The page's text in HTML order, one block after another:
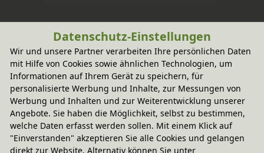
Datenschutz-Einstellungen
Wir und unsere Partner verarbeiten Ihre persönlichen Daten
mit Hilfe von Cookies sowie ähnlichen Technologien, um
Informationen auf Ihrem Gerät zu speichern, für
personalisierte Werbung und Inhalte, zur Messungen von
Werbung und Inhalten und zur Weiterentwicklung unserer
Angebote. Sie haben die Möglichkeit, selbst zu bestimmen,
welche Daten erfasst werden sollen. Mit einem Klick auf
"Einverstanden" akzeptieren Sie alle Cookies und gelangen
direkt zur Website. Alternativ können Sie unter